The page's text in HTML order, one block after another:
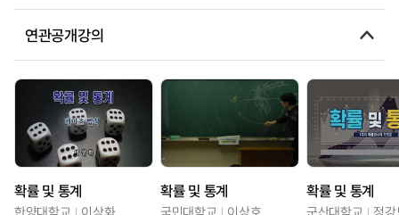
연관공개강의
확률 및 통계 확률 및 통계 확률 및 통계